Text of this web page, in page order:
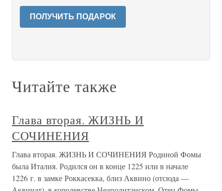
ПОЛУЧИТЬ ПОДАРОК
Читайте также
Глава вторая. ЖИЗНЬ И
СОЧИНЕНИЯ
Глава вторая. ЖИЗНЬ И СОЧИНЕНИЯ Родиной Фомы
была Италия. Родился он в конце 1225 или в начале
1226 г. в замке Роккасекка, близ Аквино (отсюда —